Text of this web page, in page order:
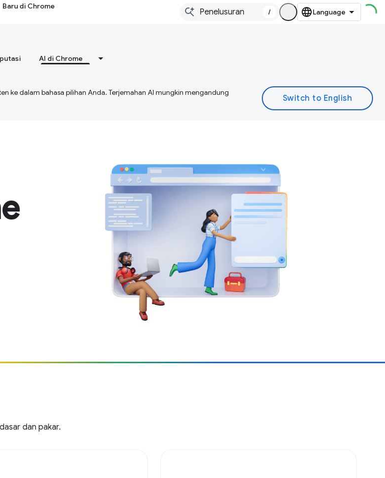
Baru di Chrome
/
AI di Chrome
ke dalam bahasa pilihan Anda. Terjemahan AI mungkin mengandung
dan pakar.